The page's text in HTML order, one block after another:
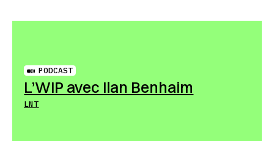
PODCAST
L’WIP avec Ilan Benhaim
LNT